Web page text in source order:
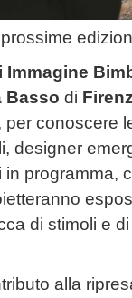
Immagine
Basso di
conoscere
designer
programma,
di stimoli e
alla